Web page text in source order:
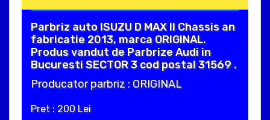
Parbriz auto ISUZU D MAX II Chassis an
fabricatie 2013, marca ORIGINAL.
Produs vandut de Parbrize Audi in
Bucuresti SECTOR 3 cod postal 31569 .
Producator parbriz : ORIGINAL
Pret : 200 Lei